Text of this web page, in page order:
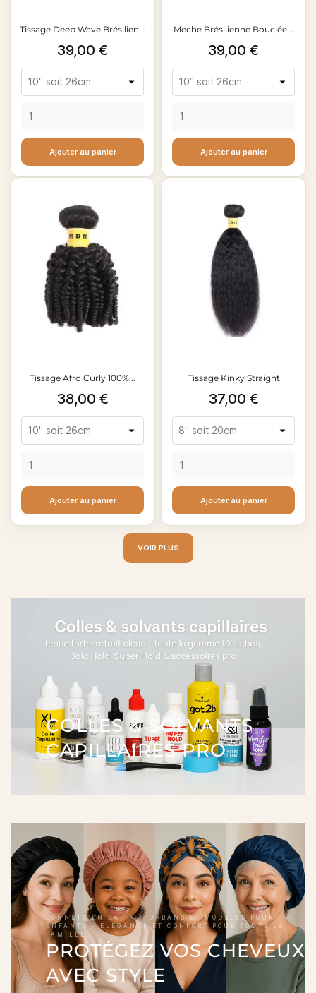
Tissage Deep Wave Brésilien...
Prix
39,00 €
Ajouter au panier
Meche Brésilienne Bouclée...
Prix
39,00 €
Ajouter au panier
Tissage Afro Curly 100%...
Prix
38,00 €
Ajouter au panier
Tissage Kinky Straight
Prix
37,00 €
Ajouter au panier
VOIR PLUS
COLLES & SOLVANTS
CAPILLAIRES PRO
BONNETS EN SATIN, TURBANS ET MODÈLES POUR
ENFANTS – ÉLÉGANCE ET CONFORT POUR TOUTE LA
FAMILLE.
PROTÉGEZ VOS CHEVEUX
AVEC STYLE